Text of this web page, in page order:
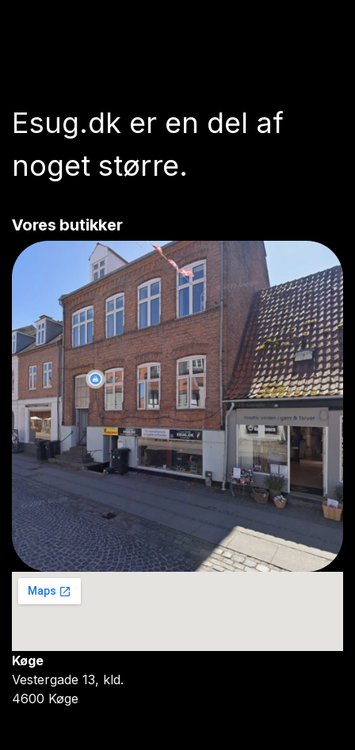
Esug.dk er en del af
noget større.
Vores butikker
Køge
Vestergade 13, kld.
4600 Køge